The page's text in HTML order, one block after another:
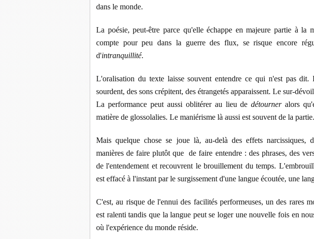
dans le monde.
La poésie, peut-être parce qu'elle échappe en majeure partie à la
compte pour peu dans la guerre des flux, se risque encore
d'intranquillité.
L'oralisation du texte laisse souvent entendre ce qui n'est pas dit.
sourdent, des sons crépitent, des étrangetés apparaissent. Le sur-
La performance peut aussi oblitérer au lieu dedétourneralors
matière de glossolalies. Le maniérisme là aussi est souvent de la partie.
Mais quelque chose se joue là, au-delà des effets narcissiques,
manières de faire plutôt que de faire entendre : des phrases, des
de l'entendement et recouvrent le brouillement du temps.
est effacé à l'instant par le surgissement d'une langue écoutée, une
C'est, au risque de l'ennui des facilités performeuses, un des rares
est ralenti tandis que la langue peut se loger une nouvelle fois en
où l'expérience du monde réside.